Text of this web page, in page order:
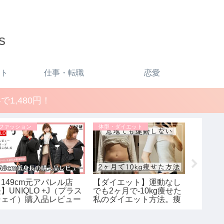
仕事・転職 恋愛
1,480円！
ァッション
149cm元アパレル店
UNIQLO +J（プラス
ェイ）購入品レビュー
体型・ダイエット
【ダイエット】運動なし
でも2ヶ月で-10kg痩せた
私のダイエット方法。痩